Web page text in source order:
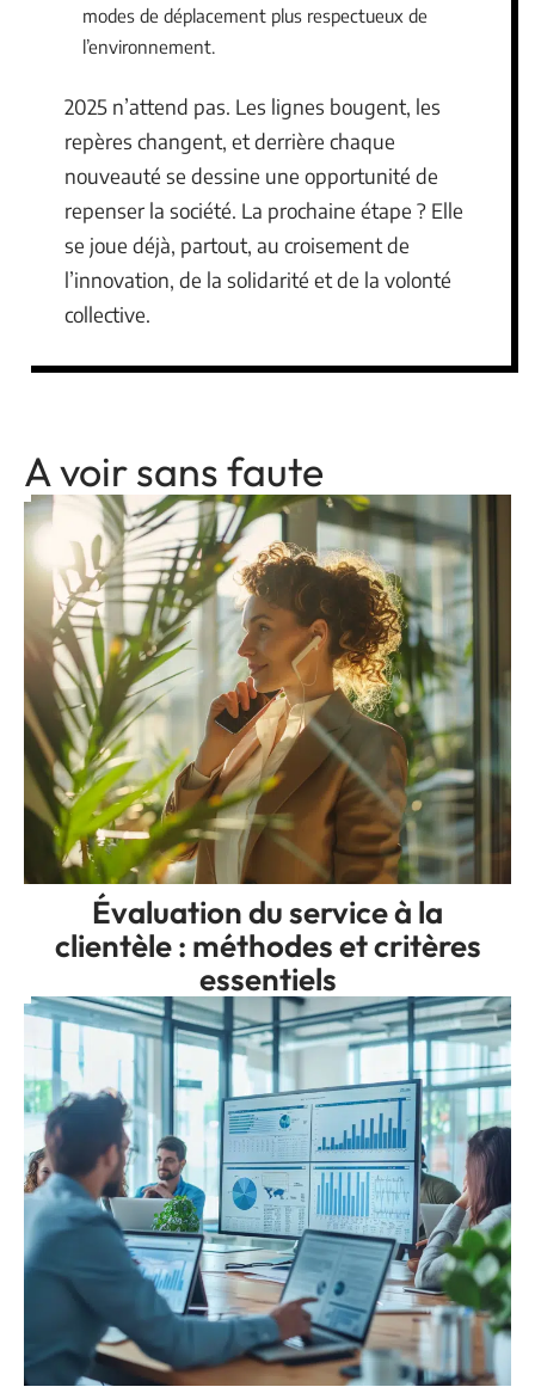
modes de déplacement plus respectueux de
l’environnement.
2025 n’attend pas. Les lignes bougent, les
repères changent, et derrière chaque
nouveauté se dessine une opportunité de
repenser la société. La prochaine étape ? Elle
se joue déjà, partout, au croisement de
l’innovation, de la solidarité et de la volonté
collective.
A voir sans faute
Évaluation du service à la
clientèle : méthodes et critères
essentiels